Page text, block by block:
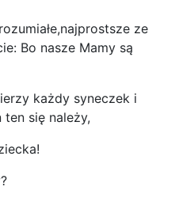
ze
Bo nasze Mamy są
każdy syneczek i
się należy,